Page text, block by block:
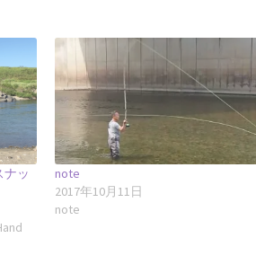
ナッ
note
2017年10月11日
note